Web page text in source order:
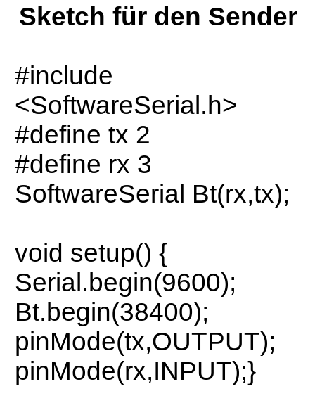
Sketch für den Sender
#include
<SoftwareSerial.h>
#define tx 2
#define rx 3
SoftwareSerial Bt(rx,tx);
void setup() {
Serial.begin(9600);
Bt.begin(38400);
pinMode(tx,OUTPUT);
pinMode(rx,INPUT);}